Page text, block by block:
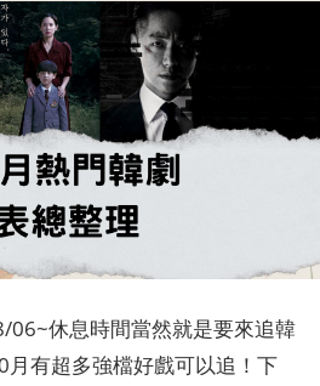
休息時間當然就是要來追韓
有超多強檔好戲可以追！下